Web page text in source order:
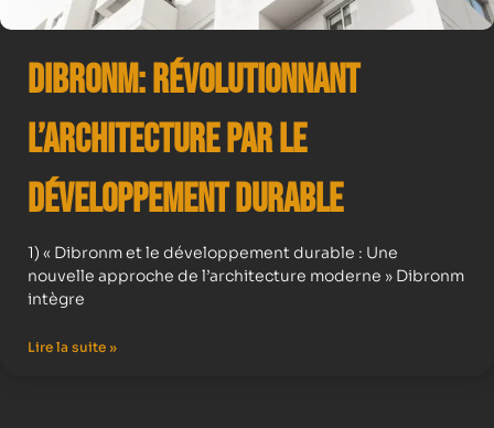
Dibronm: Révolutionnant
l’Architecture par le
Développement Durable
1) « Dibronm et le développement durable : Une
nouvelle approche de l’architecture moderne » Dibronm
intègre
Lire la suite »